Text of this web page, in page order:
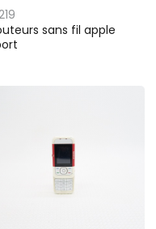
sans fil apple